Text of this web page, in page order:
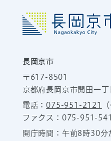
長岡京市
〒617-8501
京都府長岡京市開田一
電話：075-951-2121
ファクス：075-951-
開庁時間：午前8時30